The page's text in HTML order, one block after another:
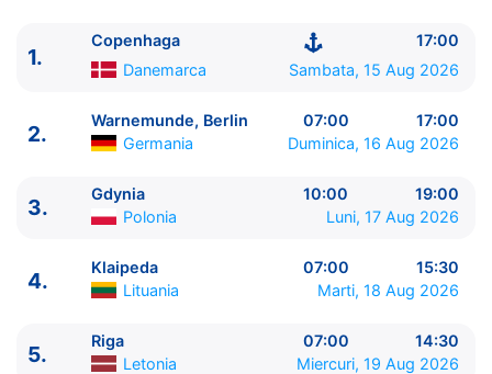
MSC Cruises
ITINERARIU
1.
Copenhaga
17:00
Danemarca
Sambata, 15 Aug 2026
2.
Warnemunde, Berlin 07:00
17:00
Germania
Duminica, 16 Aug 2026
3.
Gdynia 10:00
19:00
Polonia
Luni, 17 Aug 2026
4.
Klaipeda 07:00
15:30
Lituania
Marti, 18 Aug 2026
5.
Riga 07:00
14:30
Letonia
Miercuri, 19 Aug 2026